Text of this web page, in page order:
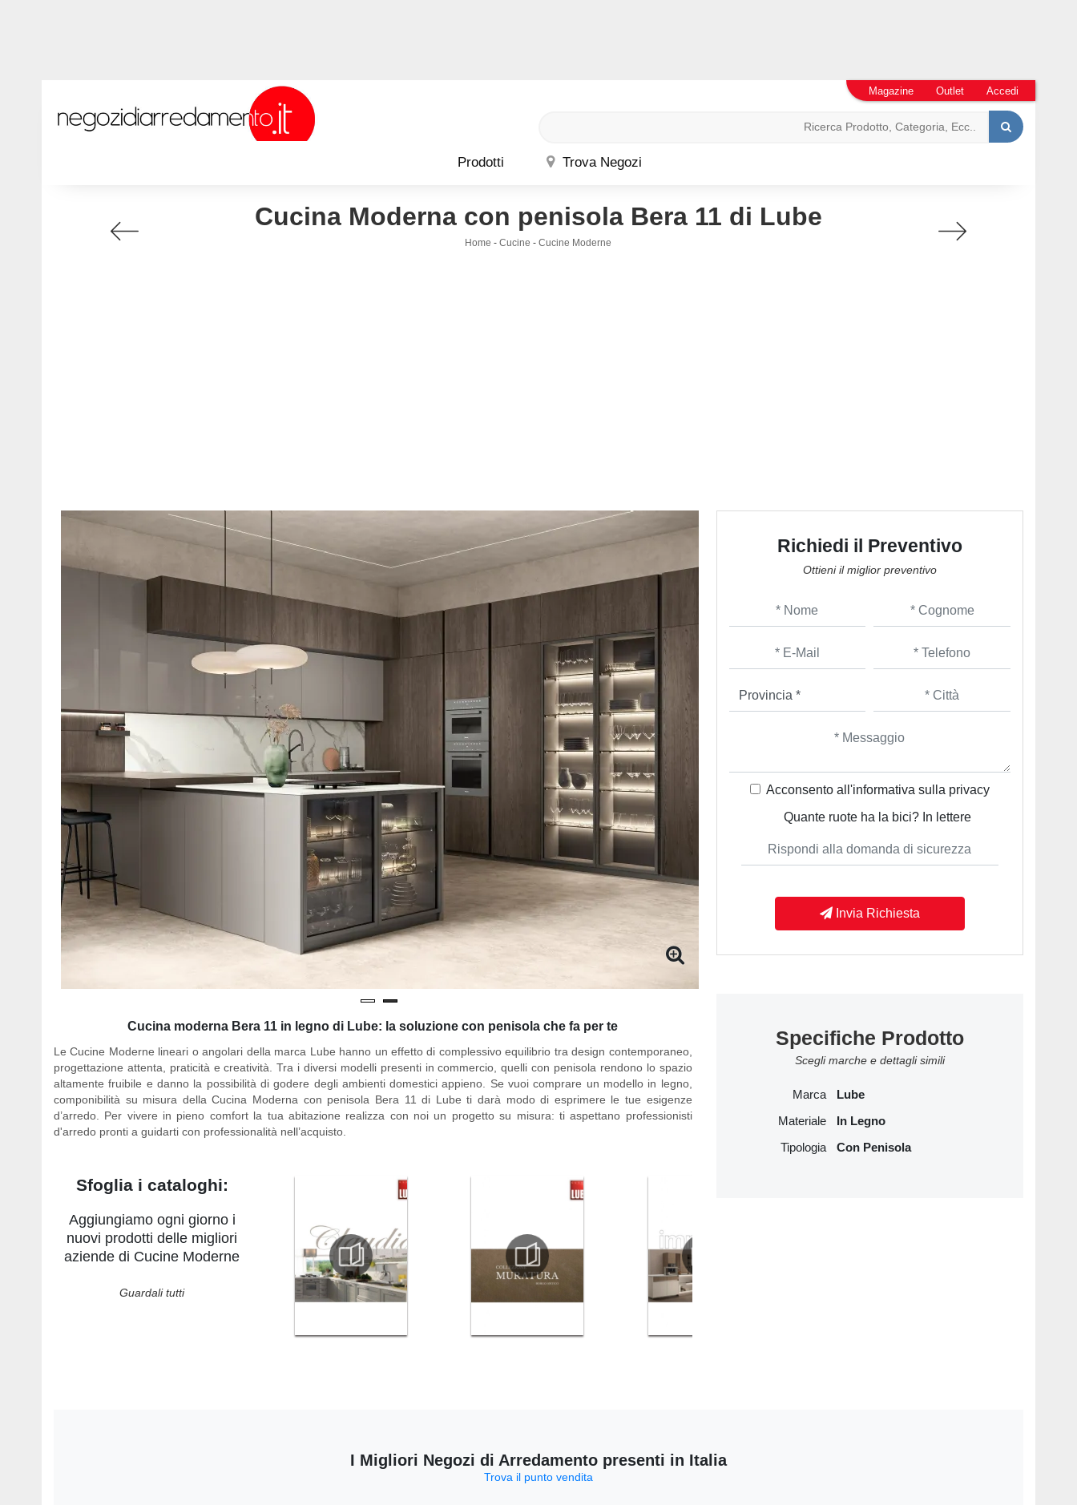
Prodotti Trova Negozi
Magazine Outlet Accedi
Cucina Moderna con penisola Bera 11 di Lube
Home -Cucine -Cucine Moderne
Cucina moderna Bera 11 in legno di Lube: la soluzione con penisola che fa per te
Le Cucine Moderne lineari o angolari della marca Lube hanno un effetto di complessivo equilibrio tra design contemporaneo,
progettazione attenta, praticità e creatività. Tra i diversi modelli presenti in commercio, quelli con penisola rendono lo spazio
altamente fruibile e danno la possibilità di godere degli ambienti domestici appieno. Se vuoi comprare un modello in legno,
componibilità su misura della Cucina Moderna con penisola Bera 11 di Lube ti darà modo di esprimere le tue esigenze
d’arredo. Per vivere in pieno comfort la tua abitazione realizza con noi un progetto su misura: ti aspettano professionisti
d'arredo pronti a guidarti con professionalità nell’acquisto.
Sfoglia i cataloghi:
Aggiungiamo ogni giorno i
nuovi prodotti delle migliori
aziende di Cucine Moderne
Guardali tutti
Richiedi il Preventivo
Ottieni il miglior preventivo
Acconsento all'informativa sulla privacy
Quante ruote ha la bici? In lettere
Invia Richiesta
Specifiche Prodotto
Scegli marche e dettagli simili
Marca Lube
Materiale In Legno
Tipologia Con Penisola
I Migliori Negozi di Arredamento presenti in Italia
Trova il punto vendita